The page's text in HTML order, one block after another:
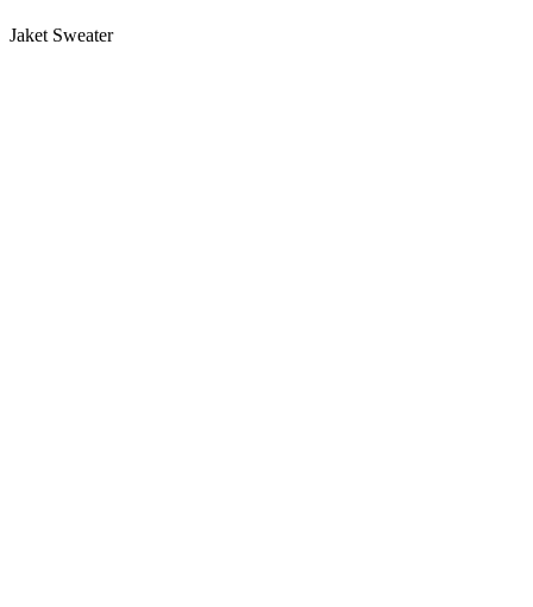
Jaket Sweater